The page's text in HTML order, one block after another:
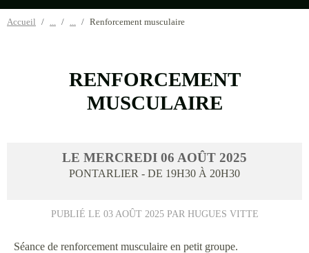
Accueil Renforcement musculaire
RENFORCEMENT
MUSCULAIRE
LE MERCREDI 06 AOÛT 2025
PONTARLIER - DE 19H30 À 20H30
PUBLIÉ LE 03 AOÛT 2025PAR HUGUES VITTE
Séance de renforcement musculaire en petit groupe.